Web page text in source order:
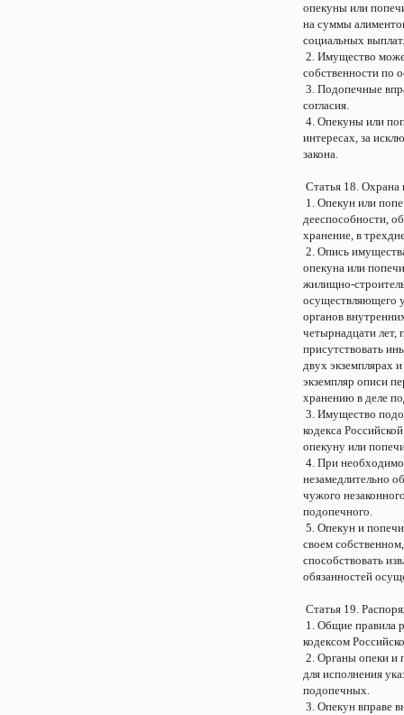
опекуны или
на суммы
социальных выплат.
2. Имущество
собственности по
3. Подопечные
согласия.
4. Опекуны или
интересах, за
закона.
Статья 18.
1. Опекун или
дееспособности,
хранение, в
2. Опись
опекуна или
жилищно-
осуществляющего
органов
четырнадцати лет,
присутствовать
двух экземплярах
экземпляр описи
хранению в деле
3. Имущество
кодекса
опекуну или
4. При
незамедлительно
чужого
подопечного.
5. Опекун и
своем
способствовать
обязанностей
Статья 19.
1. Общие правила
кодексом
2. Органы опеки и
для исполнения
подопечных.
3. Опекун вправе